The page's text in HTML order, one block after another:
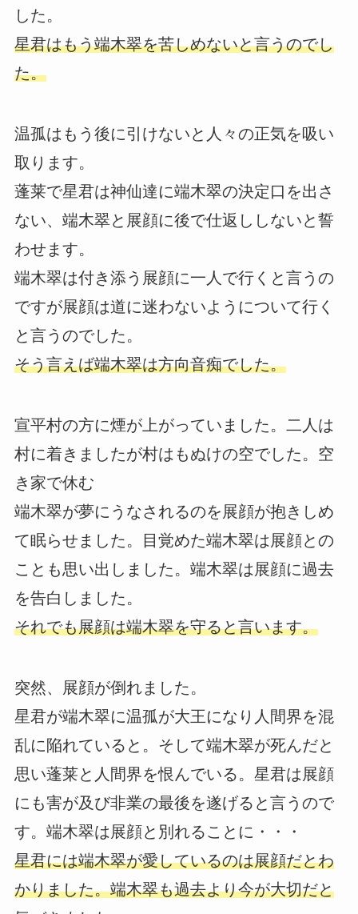
した。
星君はもう端木翠を苦しめないと言うのでし
た。
温孤はもう後に引けないと人々の正気を吸い
取ります。
蓬莱で星君は神仙達に端木翠の決定口を出さ
ない、端木翠と展顔に後で仕返ししないと誓
わせます。
端木翠は付き添う展顔に一人で行くと言うの
ですが展顔は道に迷わないようについて行く
と言うのでした。
そう言えば端木翠は方向音痴でした。
宣平村の方に煙が上がっていました。二人は
村に着きましたが村はもぬけの空でした。空
き家で休む
端木翠が夢にうなされるのを展顔が抱きしめ
て眠らせました。目覚めた端木翠は展顔との
ことも思い出しました。端木翠は展顔に過去
を告白しました。
それでも展顔は端木翠を守ると言います。
突然、展顔が倒れました。
星君が端木翠に温孤が大王になり人間界を混
乱に陥れていると。そして端木翠が死んだと
思い蓬莱と人間界を恨んでいる。星君は展顔
にも害が及び非業の最後を遂げると言うので
す。端木翠は展顔と別れることに・・・
星君には端木翠が愛しているのは展顔だとわ
かりました。端木翠も過去より今が大切だと